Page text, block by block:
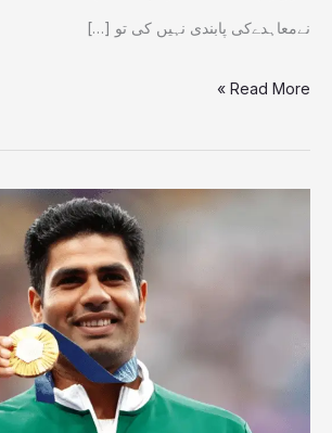
نےمعاہدےکی پابندی نہیں کی تو […]
Read More »
محنت